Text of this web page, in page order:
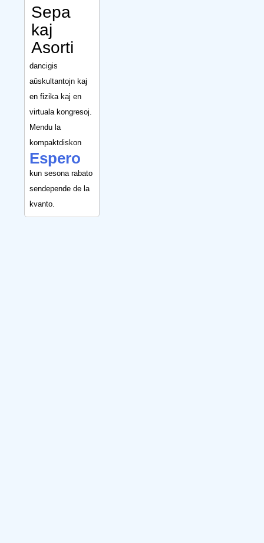
Sepa
kaj
Asorti
dancigis
aŭskultantojn kaj
en fizika kaj en
virtuala kongresoj.
Mendu la
kompaktdiskon
Espero
kun sesona rabato
sendepende de la
kvanto.